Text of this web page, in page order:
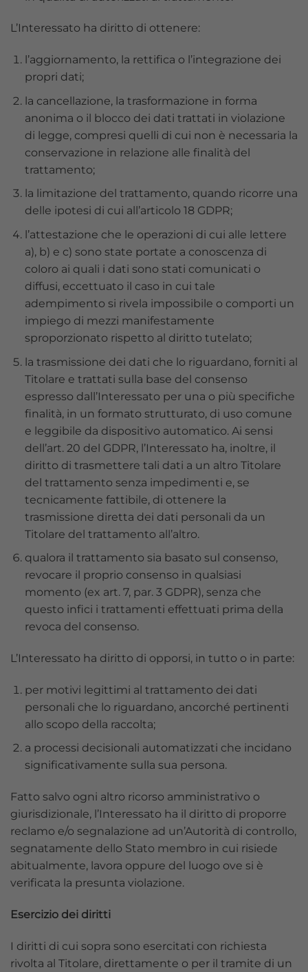
L’Interessato ha diritto di ottenere:
l’aggiornamento, la rettifica o l’integrazione dei
propri dati;
la cancellazione, la trasformazione in forma
anonima o il blocco dei dati trattati in violazione
di legge, compresi quelli di cui non è necessaria la
conservazione in relazione alle finalità del
trattamento;
la limitazione del trattamento, quando ricorre una
delle ipotesi di cui all’articolo 18 GDPR;
l’attestazione che le operazioni di cui alle lettere
a), b) e c) sono state portate a conoscenza di
coloro ai quali i dati sono stati comunicati o
diffusi, eccettuato il caso in cui tale
adempimento si rivela impossibile o comporti un
impiego di mezzi manifestamente
sproporzionato rispetto al diritto tutelato;
la trasmissione dei dati che lo riguardano, forniti al
Titolare e trattati sulla base del consenso
espresso dall’Interessato per una o più specifiche
finalità, in un formato strutturato, di uso comune
e leggibile da dispositivo automatico. Ai sensi
dell’art. 20 del GDPR, l’Interessato ha, inoltre, il
diritto di trasmettere tali dati a un altro Titolare
del trattamento senza impedimenti e, se
tecnicamente fattibile, di ottenere la
trasmissione diretta dei dati personali da un
Titolare del trattamento all’altro.
qualora il trattamento sia basato sul consenso,
revocare il proprio consenso in qualsiasi
momento (ex art. 7, par. 3 GDPR), senza che
questo infici i trattamenti effettuati prima della
revoca del consenso.
L’Interessato ha diritto di opporsi, in tutto o in parte:
per motivi legittimi al trattamento dei dati
personali che lo riguardano, ancorché pertinenti
allo scopo della raccolta;
a processi decisionali automatizzati che incidano
significativamente sulla sua persona.
Fatto salvo ogni altro ricorso amministrativo o
giurisdizionale, l’Interessato ha il diritto di proporre
reclamo e/o segnalazione ad un’Autorità di controllo,
segnatamente dello Stato membro in cui risiede
abitualmente, lavora oppure del luogo ove si è
verificata la presunta violazione.
Esercizio dei diritti
I diritti di cui sopra sono esercitati con richiesta
rivolta al Titolare, direttamente o per il tramite di un